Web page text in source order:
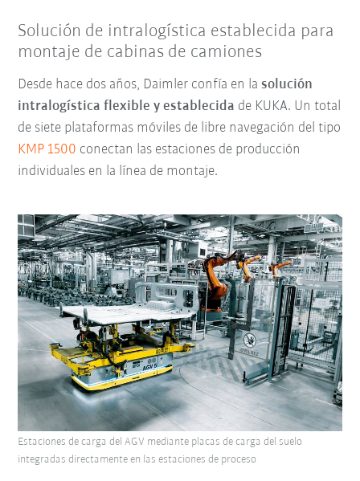
Solución de intralogística establecida para
montaje de cabinas de camiones
Desde hace dos años, Daimler confía en lasolución
intralogística flexible y establecida de KUKA. Un total
de siete plataformas móviles de libre navegación del tipo
KMP 1500 conectan las estaciones de producción
individuales en la línea de montaje.
Estaciones de carga del AGV mediante placas de carga del suelo
integradas directamente en las estaciones de proceso